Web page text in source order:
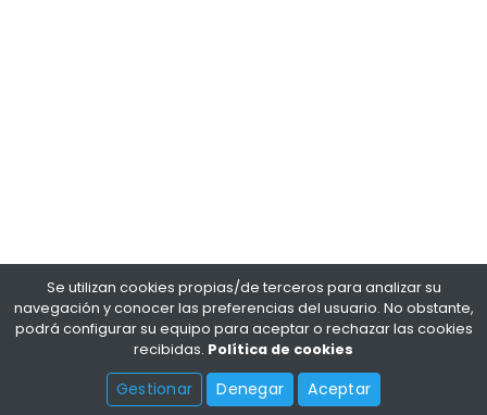
Se utilizan cookies propias/de terceros para analizar su
navegación y conocer las preferencias del usuario. No obstante,
podrá configurar su equipo para aceptar o rechazar las cookies
recibidas. Política de cookies
Gestionar Denegar Aceptar